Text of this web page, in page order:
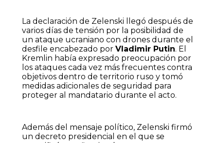
La declaración de Zelenski llegó después de
varios días de tensión por la posibilidad de
un ataque ucraniano con drones durante el
desfile encabezado por Vladimir Putin. El
Kremlin había expresado preocupación por
los ataques cada vez más frecuentes contra
objetivos dentro de territorio ruso y tomó
medidas adicionales de seguridad para
proteger al mandatario durante el acto.
Además del mensaje político, Zelenski firmó
un decreto presidencial en el que se